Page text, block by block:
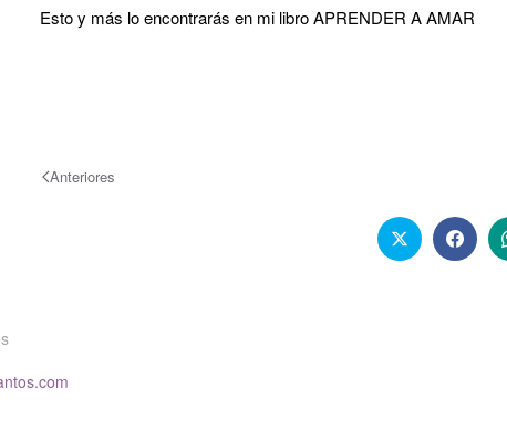
Esto y más lo encontrarás en mi libro APRENDER A AMAR
Anteriores